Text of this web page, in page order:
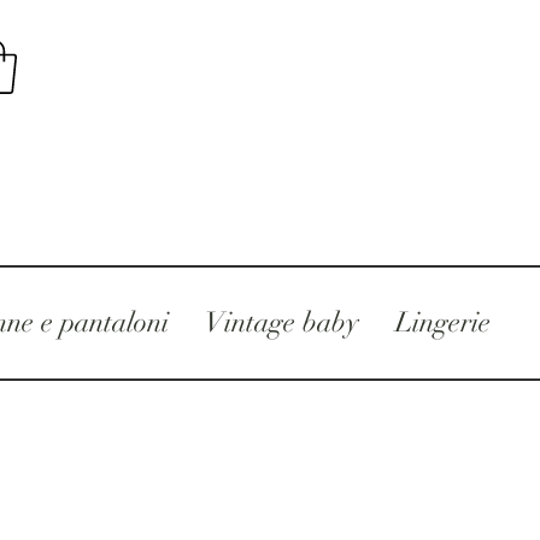
e pantaloni Vintage baby Lingerie